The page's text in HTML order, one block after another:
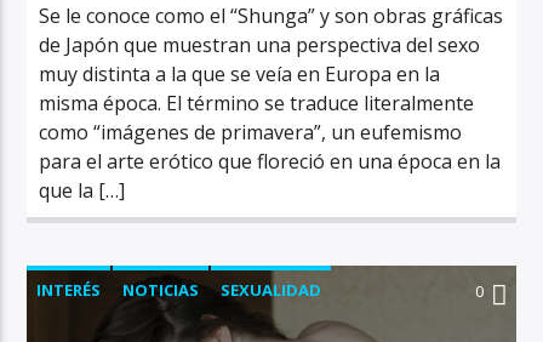
Se le conoce como el “Shunga” y son obras gráficas
de Japón que muestran una perspectiva del sexo
muy distinta a la que se veía en Europa en la
misma época. El término se traduce literalmente
como “imágenes de primavera”, un eufemismo
para el arte erótico que floreció en una época en la
que la […]
INTERÉS NOTICIAS SEXUALIDAD 0